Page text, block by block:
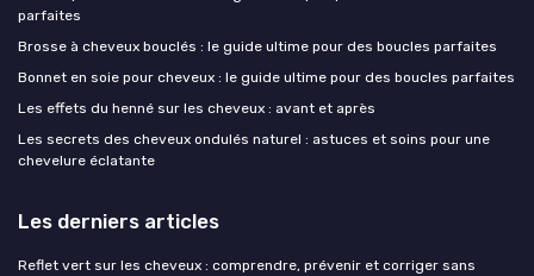
parfaites
Brosse à cheveux bouclés : le guide ultime pour des boucles parfaites
Bonnet en soie pour cheveux : le guide ultime pour des boucles parfaites
Les effets du henné sur les cheveux : avant et après
Les secrets des cheveux ondulés naturel : astuces et soins pour une
chevelure éclatante
Les derniers articles
Reflet vert sur les cheveux : comprendre, prévenir et corriger sans